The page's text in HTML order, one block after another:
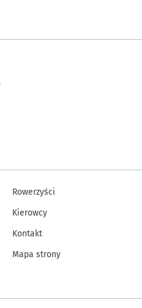
Rowerzyści
Kierowcy
Kontakt
Mapa strony